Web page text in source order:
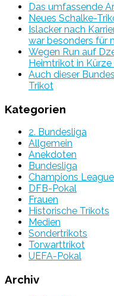
Das umfassende
Neues Schalke-
Islacker nach
war besonders für
Wegen Run auf
Heimtrikot in
Auch dieser
Trikot
Kategorien
2. Bundesliga
Allgemein
Anekdoten
Bundesliga
Champions League
DFB-Pokal
Frauen
Historische Trikots
Medien
Sondertrikots
Torwarttrikot
UEFA-Pokal
Archiv